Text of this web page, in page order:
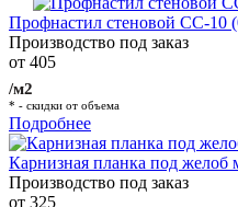
Профнастил стеновой СС-10
Производство под заказ
от 405
/м2
* - скидки от объема
Подробнее
Карнизная планка под желоб
Производство под заказ
от 325